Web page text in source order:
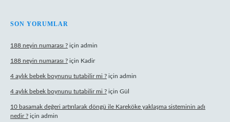
SON YORUMLAR
188 neyin numarası ? için admin
188 neyin numarası ? için Kadir
4 aylık bebek boynunu tutabilir mi ? için admin
4 aylık bebek boynunu tutabilir mi ? için Gül
10 basamak değeri artırılarak döngü ile Kareköke yaklaşma sisteminin adı
nedir ? için admin